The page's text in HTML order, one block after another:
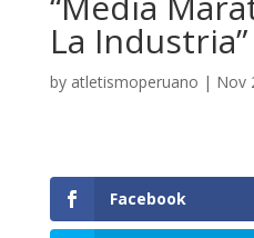
La Industria”
by atletismoperuano | Nov
Facebook